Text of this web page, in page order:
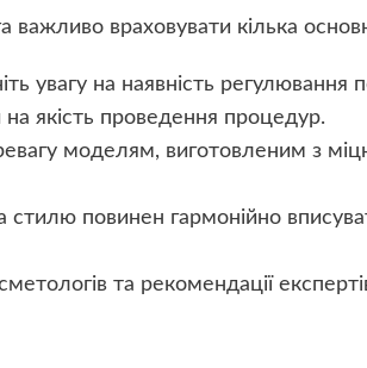
враховувати кілька
увагу на наявність
якість проведення процедур.
моделям, виготовленим з
стилю повинен гармонійно
та рекомендації